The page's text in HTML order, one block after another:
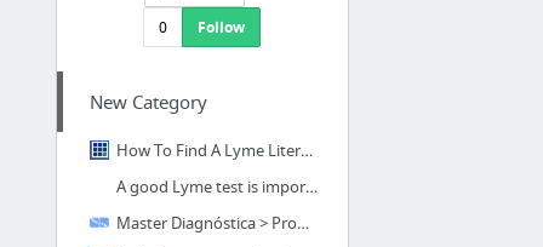
0
Follow
New Category
How To Find A Lyme Literate Doctor (LLMD) In Your Area
A good Lyme test is important for timely treatment | Innatoss
Master Diagnóstica > Products > Molecular diagnostic kits > DNA Flow Technology > Tick-...